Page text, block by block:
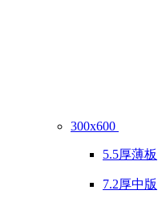
300x600
5.5厚薄板
7.2厚中版